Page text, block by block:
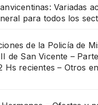
Variadas
para todos los
de la Policía de
de San Vicente –
Hs recientes – Otros